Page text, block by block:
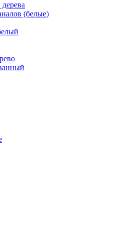
(белые)